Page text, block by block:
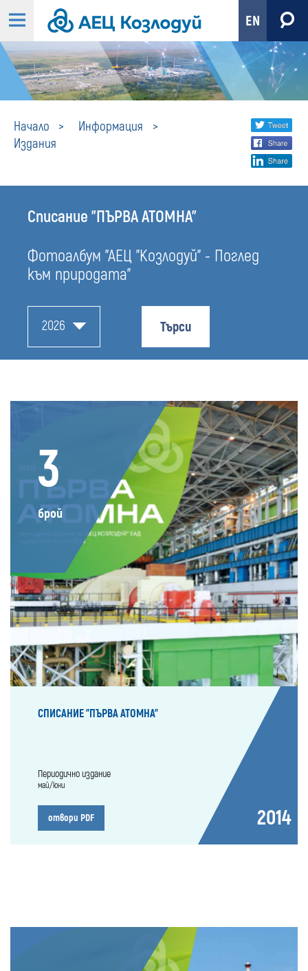
EN
Начало
Информация
Издания
Издания
Share
social
media
Списание "ПЪРВА АТОМНА"
Фотоалбум "АЕЦ "Козлодуй" - Поглед
към природата"
2026 Търси
3
брой
СПИСАНИЕ "ПЪРВА АТОМНА"
Периодично издание
май/юни
отвори PDF 2014